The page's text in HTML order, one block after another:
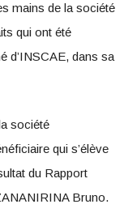
mains de la société
qui ont été
d’INSCAE, dans sa
société
qui s’élève
du Rapport
Bruno.